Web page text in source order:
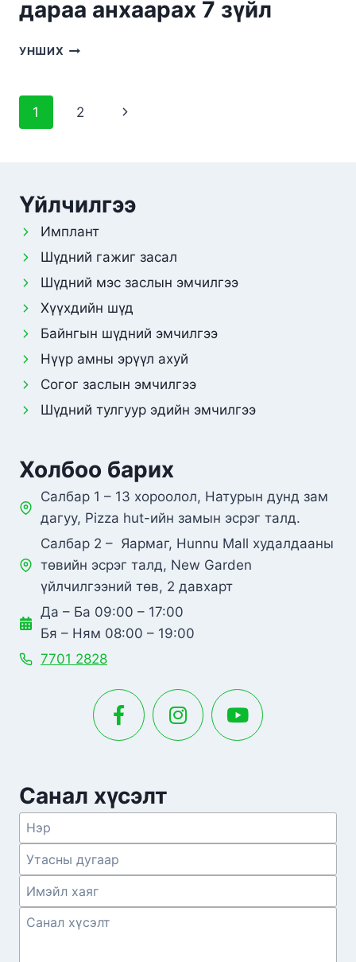
дараа анхаарах 7 зүйл
УНШИХ ШҮДНИЙ
АНХААРАХ
Page
1 2
Next
Үйлчилгээ
Имплант
Шүдний гажиг засал
Шүдний мэс заслын эмчилгээ
Хүүхдийн шүд
Байнгын шүдний эмчилгээ
Нүүр амны эрүүл ахуй
Согог заслын эмчилгээ
Шүдний тулгуур эдийн эмчилгээ
Санал хүсэлт
Холбоо барих
Салбар 1 – 13 хороолол, Натурын дунд зам
дагуу, Pizza hut-ийн замын эсрэг талд.
Салбар 2 – Яармаг, Hunnu Mall худалдааны
төвийн эсрэг талд, New Garden
үйлчилгээний төв, 2 давхарт
Да – Ба 09:00 – 17:00
Бя – Ням 08:00 – 19:00
7701 2828